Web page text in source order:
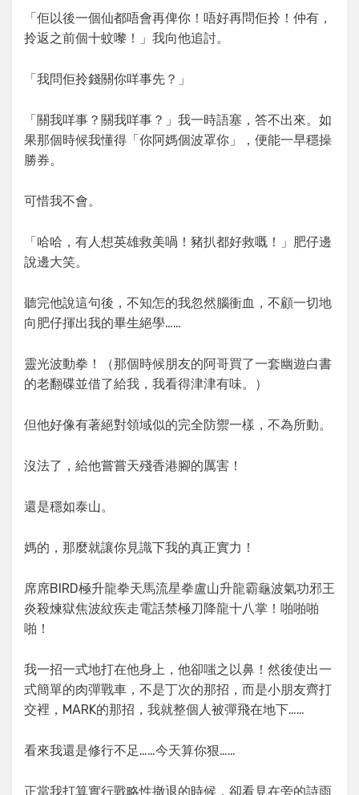
「佢以後一個仙都唔會再俾你！唔好再問佢拎！仲有，
拎返之前個十蚊嚟！」我向他追討。
「我問佢拎錢關你咩事先？」
「關我咩事？關我咩事？」我一時語塞，答不出來。如
果那個時候我懂得「你阿媽個波罩你」，便能一早穩操
勝券。
可惜我不會。
「哈哈，有人想英雄救美喎！豬扒都好救嘅！」肥仔邊
說邊大笑。
聽完他說這句後，不知怎的我忽然腦衝血，不顧一切地
向肥仔揮出我的畢生絕學……
靈光波動拳！（那個時候朋友的阿哥買了一套幽遊白書
的老翻碟並借了給我，我看得津津有味。）
但他好像有著絕對領域似的完全防禦一樣，不為所動。
沒法了，給他嘗嘗天殘香港腳的厲害！
還是穩如泰山。
媽的，那麼就讓你見識下我的真正實力！
席席BIRD極升龍拳天馬流星拳盧山升龍霸龜波氣功邪王
炎殺煉獄焦波紋疾走電話禁極刀降龍十八掌！啪啪啪
啪！
我一招一式地打在他身上，他卻嗤之以鼻！然後使出一
式簡單的肉彈戰車，不是丁次的那招，而是小朋友齊打
交裡，MARK的那招，我就整個人被彈飛在地下……
看來我還是修行不足……今天算你狠……
正當我打算實行戰略性撤退的時候，卻看見在旁的詩雨